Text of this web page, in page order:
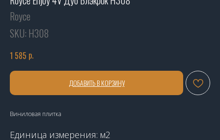
Royce
SKU: Н308
1 585 р.
ДОБАВИТЬ В КОРЗИНУ
Виниловая плитка
Единица измерения: м2